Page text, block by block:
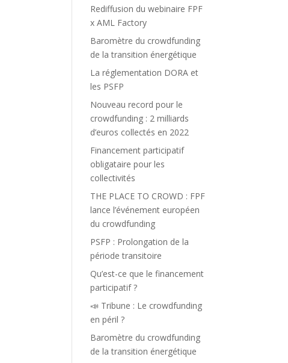
Rediffusion du webinaire FPF
x AML Factory
Baromètre du crowdfunding
de la transition énergétique
La réglementation DORA et
les PSFP
Nouveau record pour le
crowdfunding : 2 milliards
d’euros collectés en 2022
Financement participatif
obligataire pour les
collectivités
THE PLACE TO CROWD : FPF
lance l’événement européen
du crowdfunding
PSFP : Prolongation de la
période transitoire
Qu’est-ce que le financement
participatif ?
📣 Tribune : Le crowdfunding
en péril ?
Baromètre du crowdfunding
de la transition énergétique